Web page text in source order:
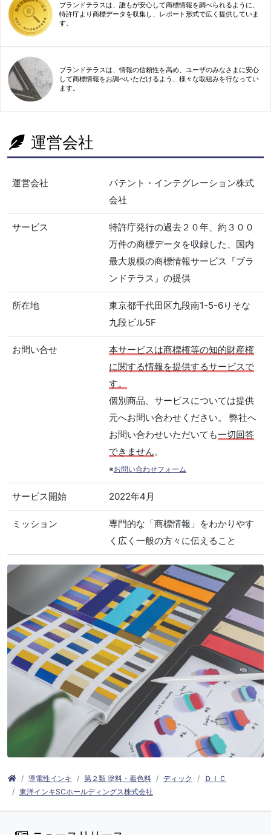
ブランドテラスは、誰もが安心して商標情報を調べられるように、
特許庁より商標データを収集し、レポート形式で広く提供していま
す。
ブランドテラスは、情報の信頼性を高め、ユーザのみなさまに安心
して商標情報をお調べいただけるよう、様々な取組みを行なってい
ます。
運営会社
運営会社
パテント・インテグレーション株式
会社
サービス
特許庁発行の過去２０年、約３００
万件の商標データを収録した、国内
最大規模の商標情報サービス『ブラ
ンドテラス』の提供
所在地
東京都千代田区九段南1-5-6りそな
九段ビル5F
お問い合せ
本サービスは商標権等の知的財産権
に関する情報を提供するサービスで
す。
個別商品、サービスについては提供
元へお問い合わせください。 弊社へ
お問い合わせいただいても一切回答
できません。
※お問い合わせフォーム
サービス開始 2022年4月
ミッション
専門的な「商標情報」をわかりやす
く広く一般の方々に伝えること
導電性インキ 第２類 塗料・着色料 ディック
ＤＩＣ
東洋インキSCホールディングス株式会社